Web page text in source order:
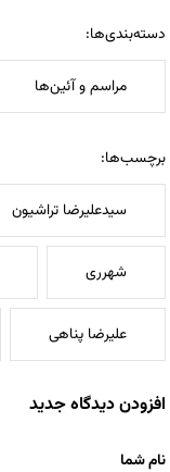
دسته‌بندی‌ها:
مراسم و آئین‌ها
برچسب‌ها:
سیدعلیرضا تراشیون
شهرری
علیرضا پناهی
افزودن دیدگاه جدید
نام شما